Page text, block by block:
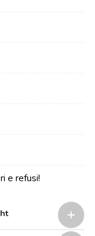
e refusi!